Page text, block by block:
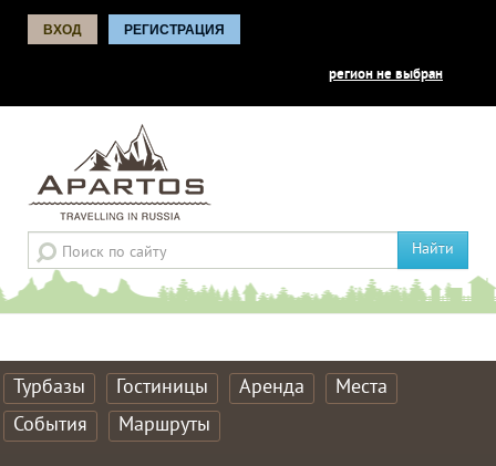
ВХОД РЕГИСТРАЦИЯ
регион не выбран
Найти
Турбазы Гостиницы Аренда
Места
События
Маршруты